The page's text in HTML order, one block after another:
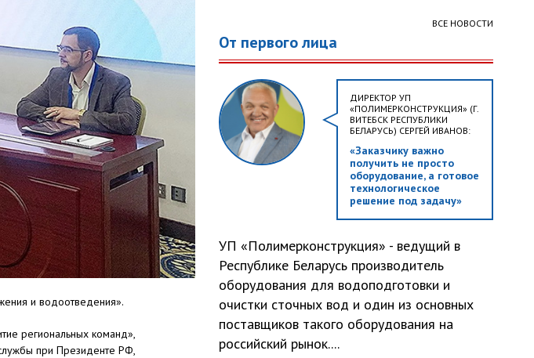
и водоотведения».
региональных команд»,
при Президенте РФ,
ВСЕ НОВОСТИ
От первого лица
ДИРЕКТОР УП
«ПОЛИМЕРКОНСТРУКЦИЯ» (Г.
ВИТЕБСК РЕСПУБЛИКИ
БЕЛАРУСЬ) СЕРГЕЙ ИВАНОВ:
«Заказчику важно
получить не просто
оборудование, а готовое
технологическое
решение под задачу»
УП «Полимерконструкция» - ведущий в
Республике Беларусь производитель
оборудования для водоподготовки и
очистки сточных вод и один из основных
поставщиков такого оборудования на
российский рынок....